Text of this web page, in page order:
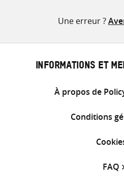
Une erreur ?
INFORMATIONS ET
À propos de
Conditions
FAQ